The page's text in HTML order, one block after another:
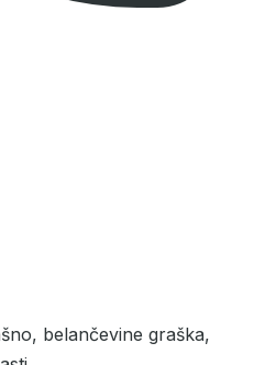
belančevine graška,